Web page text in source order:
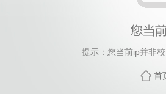
提示：您当前ip并非
首